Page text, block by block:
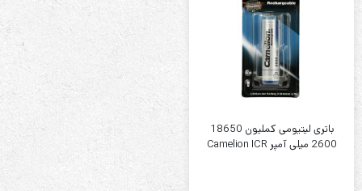
باتری لیتیومی کملیون 18650
2600 میلی آمپر Camelion ICR